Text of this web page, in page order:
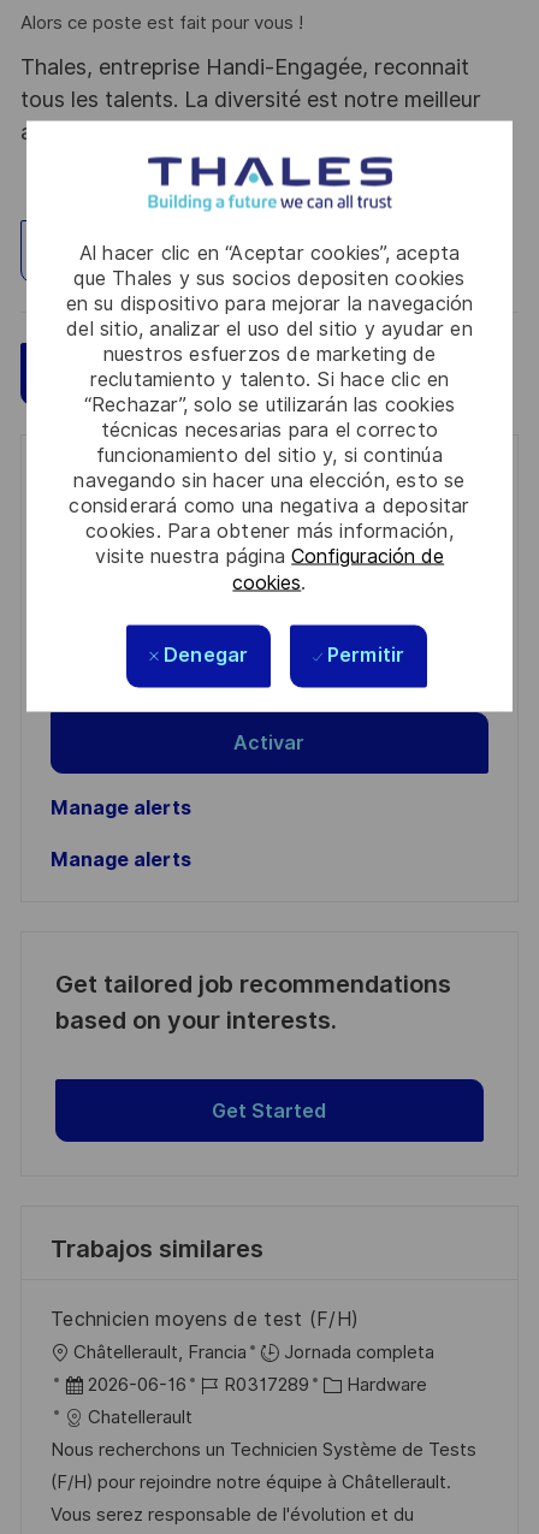
Al hacer clic en “Aceptar cookies”, acepta
que Thales y sus socios depositen cookies
en su dispositivo para mejorar la navegación
del sitio, analizar el uso del sitio y ayudar en
nuestros esfuerzos de marketing de
reclutamiento y talento. Si hace clic en
“Rechazar”, solo se utilizarán las cookies
técnicas necesarias para el correcto
funcionamiento del sitio y, si continúa
navegando sin hacer una elección, esto se
considerará como una negativa a depositar
cookies. Para obtener más información,
visite nuestra páginaConfiguración de
cookies.
Denegar Permitir
Alors ce poste est fait pour vous !
Thales, entreprise Handi-Engagée, reconnait
tous les talents. La diversité est notre meilleur
atout. Postulez et rejoignez nous !
Explorar ubicación
Aplicar ahora Guardar
Get notified for similar jobs
You'll receive updates once a week
(Required)
Revise y acepte los términos del procesamiento de
su información personal
Activar
Manage alerts
Manage alerts
Get tailored job recommendations
based on your interests.
Get Started
Trabajos similares
Technicien moyens de test (F/H)
U
b
c
a
c
Châtellerault, Francia
Jornada completa
F
e
c
h
a
2026-06-16
I
d
e
e
R0317289
C
t
e
g
Hardware
Chatellerault
Nous recherchons un Technicien Système de Tests
(F/H) pour rejoindre notre équipe à Châtellerault.
Vous serez responsable de l'évolution et du